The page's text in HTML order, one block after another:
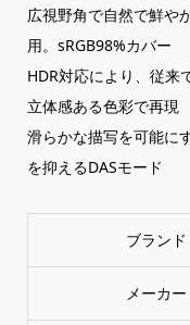
広視野角で自然で鮮や
用。sRGB98%カバー
HDR対応により、従来
立体感ある色彩で再現
滑らかな描写を可能に
を抑えるDASモード
ブランド
メーカー